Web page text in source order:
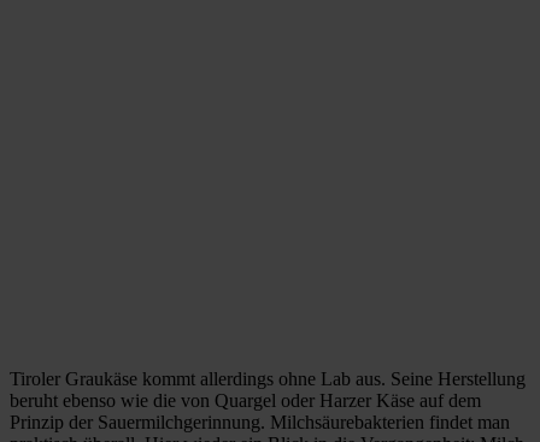
Tiroler Graukäse kommt allerdings ohne Lab aus. Seine Herstellung
beruht ebenso wie die von Quargel oder Harzer Käse auf dem
Prinzip der Sauermilchgerinnung. Milchsäurebakterien findet man